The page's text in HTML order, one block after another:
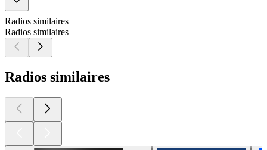
Radios similaires
Radios similaires
Radios similaires